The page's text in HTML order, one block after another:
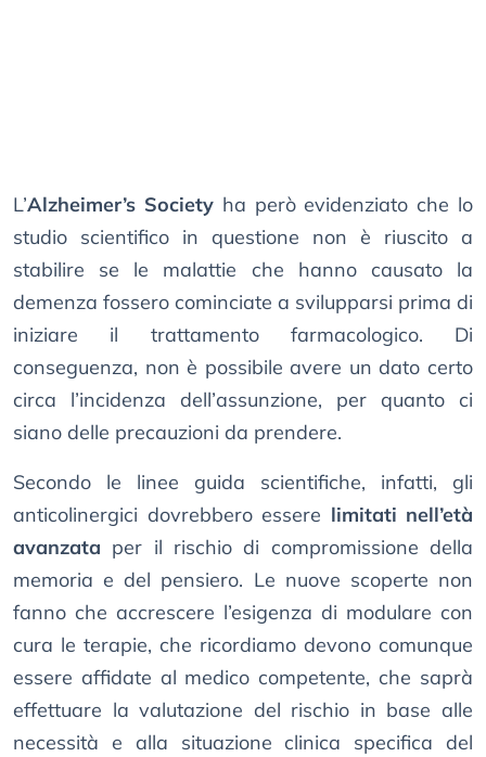
L’Alzheimer’s Societyha però evidenziato che lo
studio scientifico in questione non è riuscito a
stabilire se le malattie che hanno causato la
demenza fossero cominciate a svilupparsi prima di
iniziare il trattamento farmacologico. Di
conseguenza, non è possibile avere un dato certo
circa l’incidenza dell’assunzione, per quanto ci
siano delle precauzioni da prendere.
Secondo le linee guida scientifiche, infatti, gli
anticolinergici dovrebbero essere limitati nell’età
avanzata per il rischio di compromissione della
memoria e del pensiero. Le nuove scoperte non
fanno che accrescere l’esigenza di modulare con
cura le terapie, che ricordiamo devono comunque
essere affidate al medico competente, che saprà
effettuare la valutazione del rischio in base alle
necessità e alla situazione clinica specifica del